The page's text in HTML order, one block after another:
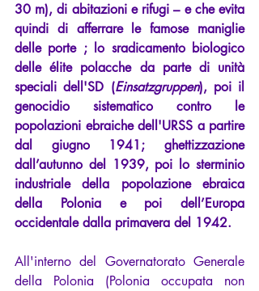
30 m), di abitazioni e rifugi – e che evita
quindi di afferrare le famose maniglie
delle porte ; lo sradicamento biologico
delle élite polacche da parte di unità
speciali dell'SD (Einsatzgruppen), poi il
genocidio sistematico contro le
popolazioni ebraiche dell'URSS a partire
dal giugno 1941; ghettizzazione
dall’autunno del 1939, poi lo sterminio
industriale della popolazione ebraica
della Polonia e poi dell’Europa
occidentale dalla primavera del 1942.
All'interno del Governatorato Generale
della Polonia (Polonia occupata non